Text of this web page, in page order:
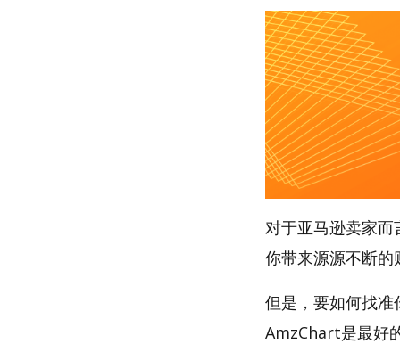
对于亚马逊卖家
你带来源源不断的
但是，要如何找
AmzChart是最好